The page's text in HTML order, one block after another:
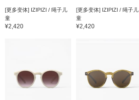
[更多变体] IZIPIZI / 绳子儿
童
¥2,420
[更多变体] IZIPIZI / 绳子儿
童
¥2,420